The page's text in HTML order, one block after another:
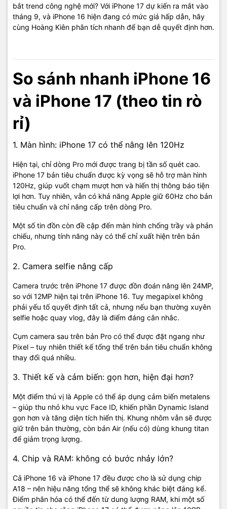
bắt trend công nghệ mới? Với iPhone 17 dự kiến ra mắt vào
tháng 9, và iPhone 16 hiện đang có mức giá hấp dẫn, hãy
cùng Hoàng Kiên phân tích nhanh để bạn dễ quyết định hơn.
So sánh nhanh iPhone 16
và iPhone 17 (theo tin rò
rỉ)
1. Màn hình: iPhone 17 có thể nâng lên 120Hz
Hiện tại, chỉ dòng Pro mới được trang bị tần số quét cao.
iPhone 17 bản tiêu chuẩn được kỳ vọng sẽ hỗ trợ màn hình
120Hz, giúp vuốt chạm mượt hơn và hiển thị thông báo tiện
lợi hơn. Tuy nhiên, vẫn có khả năng Apple giữ 60Hz cho bản
tiêu chuẩn và chỉ nâng cấp trên dòng Pro.
Một số tin đồn còn đề cập đến màn hình chống trầy và phản
chiếu, nhưng tính năng này có thể chỉ xuất hiện trên bản
Pro.
2. Camera selfie nâng cấp
Camera trước trên iPhone 17 được đồn đoán nâng lên 24MP,
so với 12MP hiện tại trên iPhone 16. Tuy megapixel không
phải yếu tố quyết định tất cả, nhưng nếu bạn thường xuyên
selfie hoặc quay vlog, đây là điểm đáng cân nhắc.
Cụm camera sau trên bản Pro có thể được đặt ngang như
Pixel – tuy nhiên thiết kế tổng thể trên bản tiêu chuẩn không
thay đổi quá nhiều.
3. Thiết kế và cảm biến: gọn hơn, hiện đại hơn?
Một điểm thú vị là Apple có thể áp dụng cảm biến metalens
– giúp thu nhỏ khu vực Face ID, khiến phần Dynamic Island
gọn hơn và tăng diện tích hiển thị. Khung nhôm vẫn sẽ được
giữ trên bản thường, còn bản Air (nếu có) dùng khung titan
để giảm trọng lượng.
4. Chip và RAM: không có bước nhảy lớn?
Cả iPhone 16 và iPhone 17 đều được cho là sử dụng chip
A18 – nên hiệu năng tổng thể sẽ không khác biệt đáng kể.
Điểm phân hóa có thể đến từ dung lượng RAM, khi một số